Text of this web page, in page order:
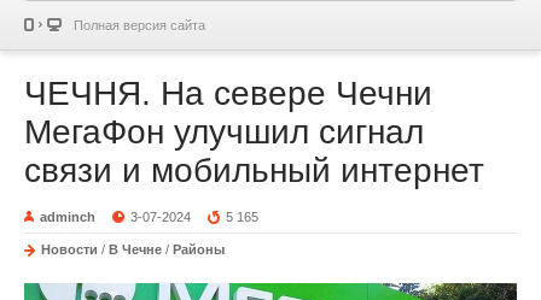
Полная версия сайта
ЧЕЧНЯ. На севере Чечни
МегаФон улучшил сигнал
связи и мобильный интернет
adminch 3-07-2024 5 165
Новости / В Чечне / Районы